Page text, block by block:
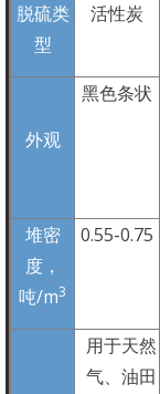
脱硫类
型
活性炭
外观
黑色条状
堆密
度，
吨/m3
0.55-0.75
用于天然
气、油田